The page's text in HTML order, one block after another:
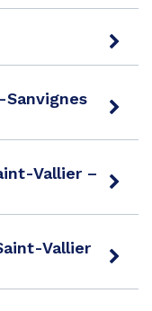
Vallier –
Vallier